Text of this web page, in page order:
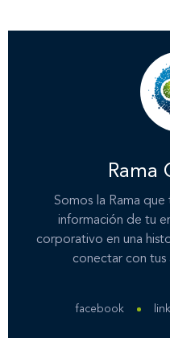
Rama
Somos la Rama
información de tu
corporativo en una
conectar con tus
facebook